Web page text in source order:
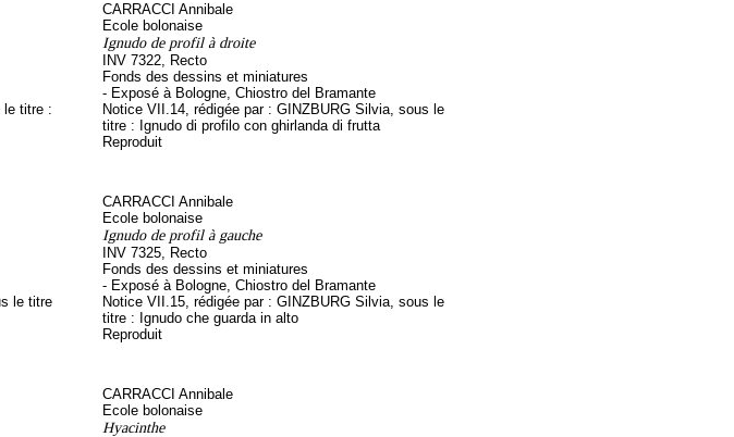
le titre :
CARRACCI Annibale
Ecole bolonaise
Ignudo de profil à droite
INV 7322, Recto
Fonds des dessins et miniatures
- Exposé à Bologne, Chiostro del Bramante
Notice VII.14, rédigée par : GINZBURG Silvia, sous le
titre : Ignudo di profilo con ghirlanda di frutta
Reproduit
le titre
CARRACCI Annibale
Ecole bolonaise
Ignudo de profil à gauche
INV 7325, Recto
Fonds des dessins et miniatures
- Exposé à Bologne, Chiostro del Bramante
Notice VII.15, rédigée par : GINZBURG Silvia, sous le
titre : Ignudo che guarda in alto
Reproduit
CARRACCI Annibale
Ecole bolonaise
Hyacinthe